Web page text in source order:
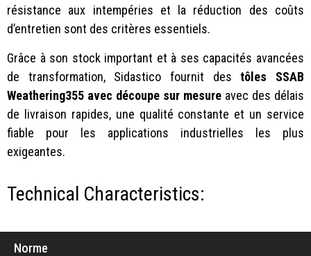
résistance aux intempéries et la réduction des coûts
d’entretien sont des critères essentiels.
Grâce à son stock important et à ses capacités avancées
de transformation, Sidastico fournit destôles SSAB
Weathering355 avec découpe sur mesure avec des délais
de livraison rapides, une qualité constante et un service
fiable pour les applications industrielles les plus
exigeantes.
Technical Characteristics:
Norme